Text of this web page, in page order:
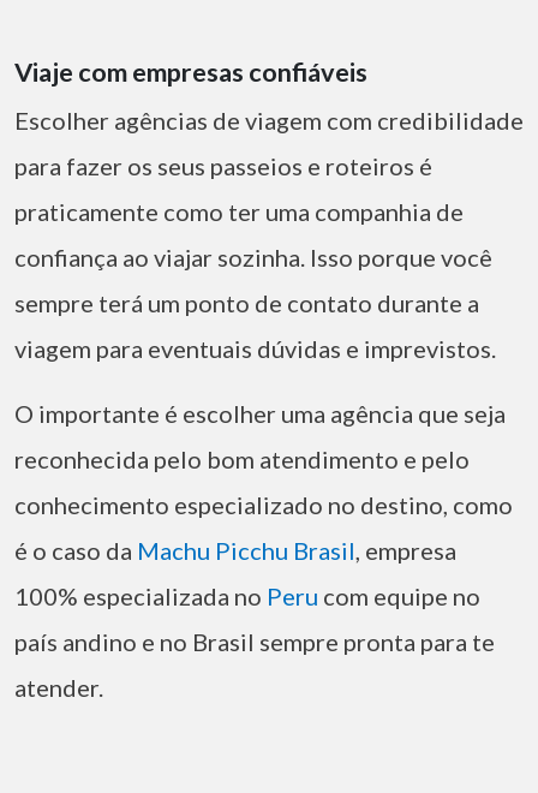
Viaje com empresas confiáveis
Escolher agências de viagem com credibilidade
para fazer os seus passeios e roteiros é
praticamente como ter uma companhia de
confiança ao viajar sozinha. Isso porque você
sempre terá um ponto de contato durante a
viagem para eventuais dúvidas e imprevistos.
O importante é escolher uma agência que seja
reconhecida pelo bom atendimento e pelo
conhecimento especializado no destino, como
é o caso da Machu Picchu Brasil, empresa
100% especializada no Peru com equipe no
país andino e no Brasil sempre pronta para te
atender.